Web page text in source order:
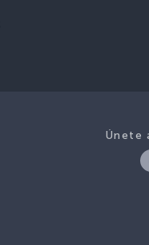
Únete